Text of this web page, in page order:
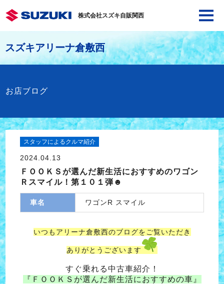
株式会社スズキ自販関西
スズキアリーナ倉敷西
お店ブログ
スタッフによるクルマ紹介
2024.04.13
ＦＯＯＫＳが選んだ新生活におすすめのワゴン
Ｒスマイル！第１０１弾☻
車名 ワゴンR スマイル
いつもアリーナ倉敷西のブログをご覧いただき
ありがとうございます
すぐ乗れる中古車紹介！
『ＦＯＯＫＳが選んだ新生活におすすめの車』